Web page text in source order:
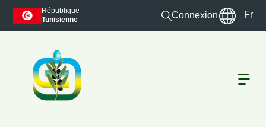
Skip to main content
République
Tunisienne
Connexion Fr